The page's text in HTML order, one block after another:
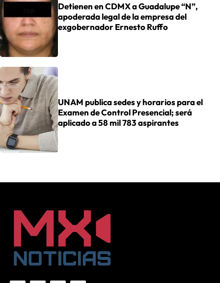
Detienen en CDMX a Guadalupe “N”,
apoderada legal de la empresa del
exgobernador Ernesto Ruffo
UNAM publica sedes y horarios para el
Examen de Control Presencial; será
aplicado a 58 mil 783 aspirantes